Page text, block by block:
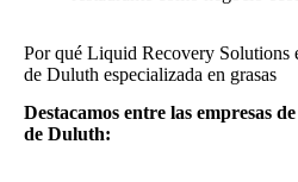
Por qué Liquid Recovery Solutions
de Duluth especializada en grasas
Destacamos entre las empresas
de Duluth: